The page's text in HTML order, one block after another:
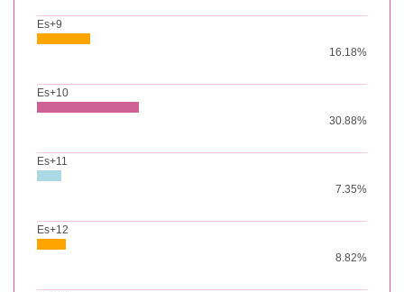
Es+9
16.18%
Es+10
30.88%
Es+11
7.35%
Es+12
8.82%